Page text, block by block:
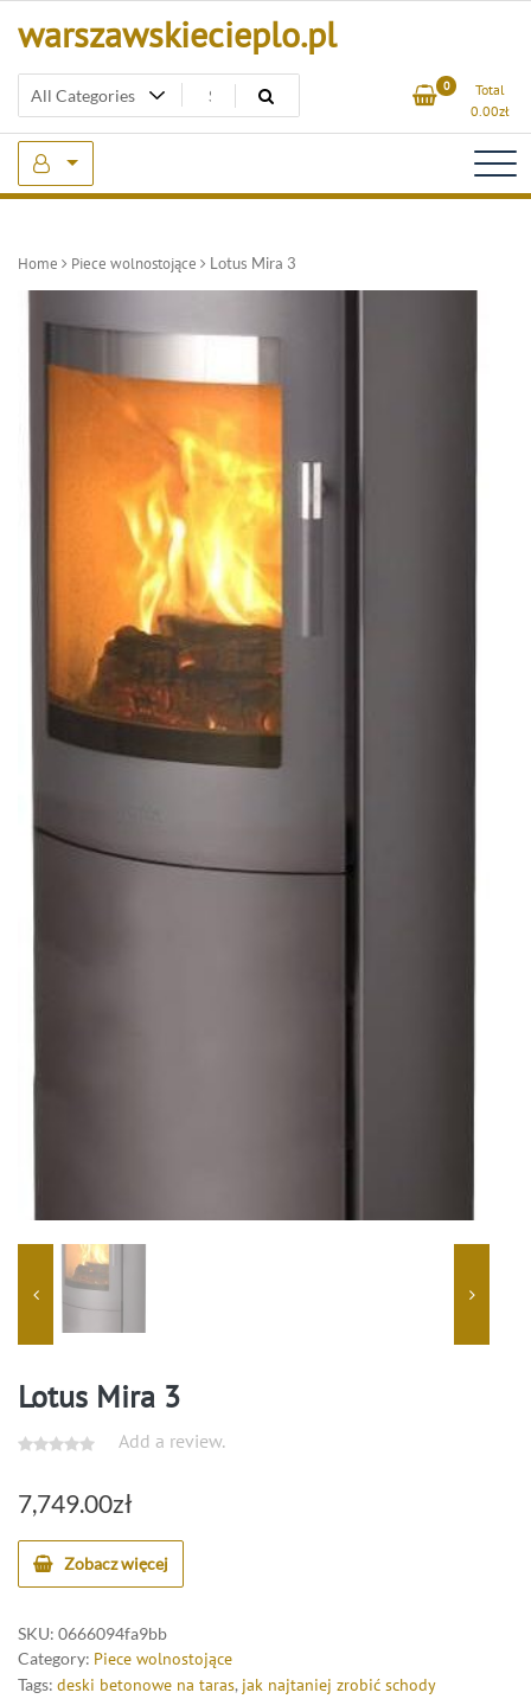
warszawskiecieplo.pl
0
Total
0.00zł
Home Piece wolnostojące Lotus Mira 3
Lotus Mira 3
Add a review.
7,749.00zł
Zobacz więcej
SKU: 0666094fa9bb
Category: Piece wolnostojące
Tags: deski betonowe na taras, jak najtaniej zrobić schody